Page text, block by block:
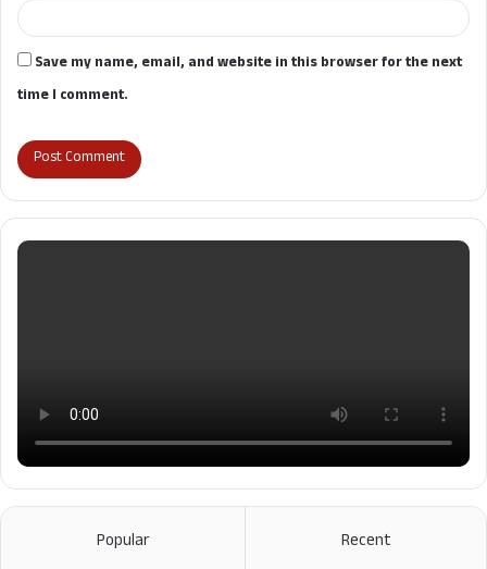
Save my name, email, and website in this browser for the next
time I comment.
Popular Recent